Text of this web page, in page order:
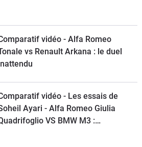
vidéo - Alfa Romeo
vs Renault Arkana : le duel
vidéo - Les essais de
Ayari - Alfa Romeo Giulia
VS BMW M3 :